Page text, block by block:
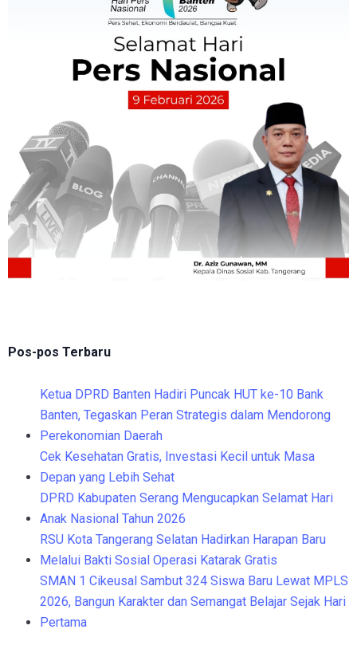
Pos-pos Terbaru
Ketua DPRD Banten Hadiri Puncak HUT ke-10 Bank
Banten, Tegaskan Peran Strategis dalam Mendorong
Perekonomian Daerah
Cek Kesehatan Gratis, Investasi Kecil untuk Masa
Depan yang Lebih Sehat
DPRD Kabupaten Serang Mengucapkan Selamat Hari
Anak Nasional Tahun 2026
RSU Kota Tangerang Selatan Hadirkan Harapan Baru
Melalui Bakti Sosial Operasi Katarak Gratis
SMAN 1 Cikeusal Sambut 324 Siswa Baru Lewat MPLS
2026, Bangun Karakter dan Semangat Belajar Sejak Hari
Pertama